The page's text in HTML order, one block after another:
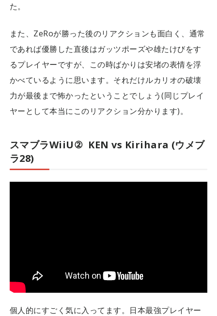
た。
また、ZeRoが勝った後のリアクションも面白く、通常
であれば優勝した直後はガッツポーズや雄たけびをす
るプレイヤーですが、この時ばかりは安堵の表情を浮
かべているように思います。それだけルカリオの破壊
力が最後まで怖かったということでしょう(同じプレイ
ヤーとして本当にこのリアクション分かります)。
スマブラWiiU② KEN vs Kirihara (ウメブ
ラ28)
個人的にすごく気に入ってます。日本最強プレイヤー